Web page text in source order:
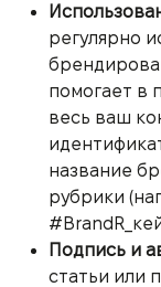
регулярно
помогает в
весь ваш
название
рубрики
Подпись и
статьи или